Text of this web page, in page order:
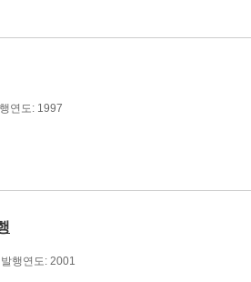
연도: 1997
행연도: 2001